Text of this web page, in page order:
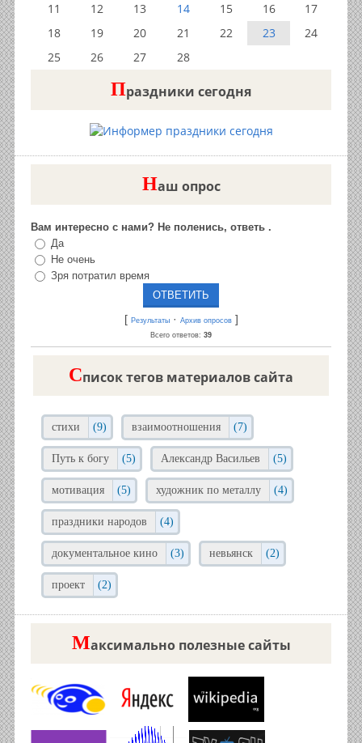
11
12 13 14 15 16
17
18
19 20 21 22 23
24
25
26 27 28
Праздники сегодня
Наш опрос
Вам интересно с нами? Не поленись, ответь .
Да
Не очень
Зря потратил время
[ Результаты· Архив опросов]
Всего ответов: 39
Cписок тегов материалов сайта
стихи (9) взаимоотношения (7)
Путь к богу (5) Александр Васильев (5)
мотивация (5) художник по металлу (4)
праздники народов (4)
документальное кино (3) невьянск (2)
проект (2)
Максимально полезные сайты